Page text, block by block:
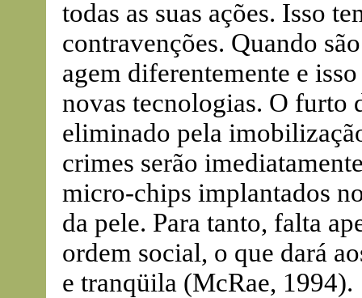
todas as suas ações. Isso
contravenções. Quando
agem diferentemente e
novas tecnologias. O furto
eliminado pela
crimes serão
micro-chips implantados
da pele. Para tanto, falta
ordem social, o que dará
e tranqüila (McRae, 1994).